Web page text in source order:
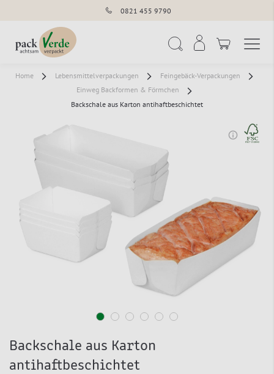
0821 455 9790
Home Lebensmittelverpackungen
Feingebäck-Verpackungen
Einweg Backformen & Förmchen
Backschale aus Karton antihaftbeschichtet
Backschale aus Karton
antihaftbeschichtet